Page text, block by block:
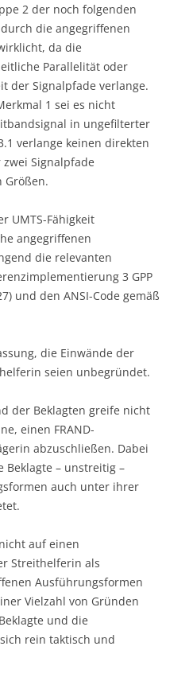
2 der noch folgenden
die angegriffenen
da die
Parallelität oder
der Signalpfade verlange.
1 sei es nicht
in ungefilterter
verlange keinen direkten
Signalpfade
Größen.
UMTS-Fähigkeit
angegriffenen
die relevanten
3 GPP
und den ANSI-Code gemäß
die Einwände der
seien unbegründet.
der Beklagten greife nicht
einen FRAND-
abzuschließen. Dabei
Beklagte – unstreitig –
auch unter ihrer
auf einen
Streithelferin als
Ausführungsformen
Vielzahl von Gründen
und die
rein taktisch und